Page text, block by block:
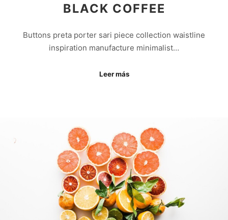
BLACK COFFEE
Buttons preta porter sari piece collection waistline
inspiration manufacture minimalist…
Leer más